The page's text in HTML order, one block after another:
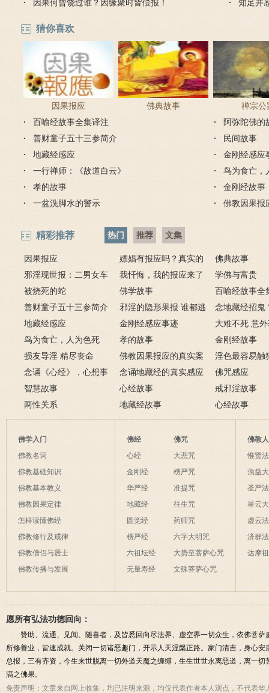
因果何曾饶过谁？因缘聚时皆偿报！ 知足并
猜你喜欢
因果报应 佛典故事
禅宗公
百喻经故事全集译注
阿弥陀佛的
善财童子五十三参简介
民间故事
地藏经感应
金刚经感应
一行禅师：《故道白云》
鸟为食亡，
孝的故事
金刚经故事
一盆洗脚水的警示
佛教因果报
精彩推荐 热门 推荐 文集
因果报应
嫖娼有报应吗？真实的
嫖娼报应
佛典故事
邪淫现世报：二男女车
上纵欲酿车祸被烧死
我忏悔，我的报应来了
－淫人妻者，妻淫人
学佛与富贵
被烧死的蛇
佛学故事
百喻经故事全
善财童子五十三参简介
邪淫的隐形果报 谁都逃
不掉
念地藏经招鬼
地藏经的请进
地藏经感应 金刚经感应事迹
大难不死 意
致富的特异功
鸟为食亡，人为色死 孝的故事
金刚经故事
损友导淫 精尽丧命
佛教因果报应的真实案
例
淫色最容易触
淫欲心难清静
念诵《心经》，心想事
成
念诵地藏经的真实感应
六则
佛咒感应
智慧故事
心经故事
戒邪淫故事
两性关系
地藏经故事 心经故事
佛学入门
佛教名词
佛教基础知识
佛教基本教义
佛教因果定律
怎样读懂佛经
佛教修行及戒律
佛教僧侣与居士
佛教传播与发展
佛经
心经
金刚经
华严经
地藏经
圆觉经
楞严经
六祖坛经
无量寿经
佛咒
大悲咒
楞严咒
准提咒
往生咒
药师咒
六字大明咒
大势至菩萨心咒
文殊菩萨心咒
佛教
惟贤
蕅益
圣严
星云
虚云
济群
达摩
愿所有弘法功德回向：
赞助、流通、见闻、随喜者，及皆悉回向尽法界、虚空界一切众生，依佛菩
所修善业，皆速成就。关闭一切诸恶趣门，开示人天涅槃正路。家门清吉，身心
总报，三有齐资，今生来世脱离一切外道天魔之缠缚，生生世世永离恶道，离一
满之佛果。
免责声明： 文章来自网上收集，均已注明来源，均仅代表作者本人观点，不代表